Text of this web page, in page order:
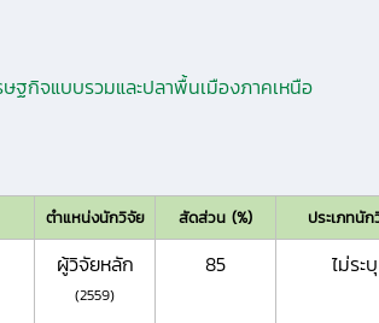
ษฐกิจแบบรวมและปลาพื้นเมืองภาคเหนือ
ตำแหน่งนักวิจัย สัดส่วน (%) ประเภทนั
ผู้วิจัยหลัก
(2559)
85 ไม่ระบุ